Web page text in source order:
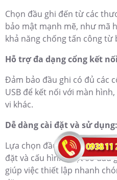
Chọn đầu ghi đến từ các
bảo mật mạnh mẽ, như mã
khả năng chống tấn công từ
Hỗ trợ đa dạng cổng kết
Đảm bảo đầu ghi có đủ các
USB để kết nối với màn
vi khác.
Dễ dàng cài đặt và sử dụng:
Lựa chọn đầu ghi có giao
đặt và cấu hình. Một số
giúp việc thiết lập nhanh